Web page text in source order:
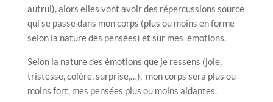
autrui), alors elles vont avoir des répercussions source
qui se passe dans mon corps (plus ou moins en forme
selon la nature des pensées) et sur mes émotions.
Selon la nature des émotions que je ressens (joie,
tristesse, colère, surprise,…), mon corps sera plus ou
moins fort, mes pensées plus ou moins aidantes.